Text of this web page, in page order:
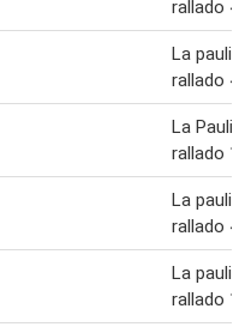
rallado
La
rallado
La
rallado
La
rallado
La
rallado